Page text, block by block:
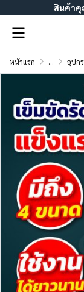
สินค้าคุ
หน้าแรก ... อุปก